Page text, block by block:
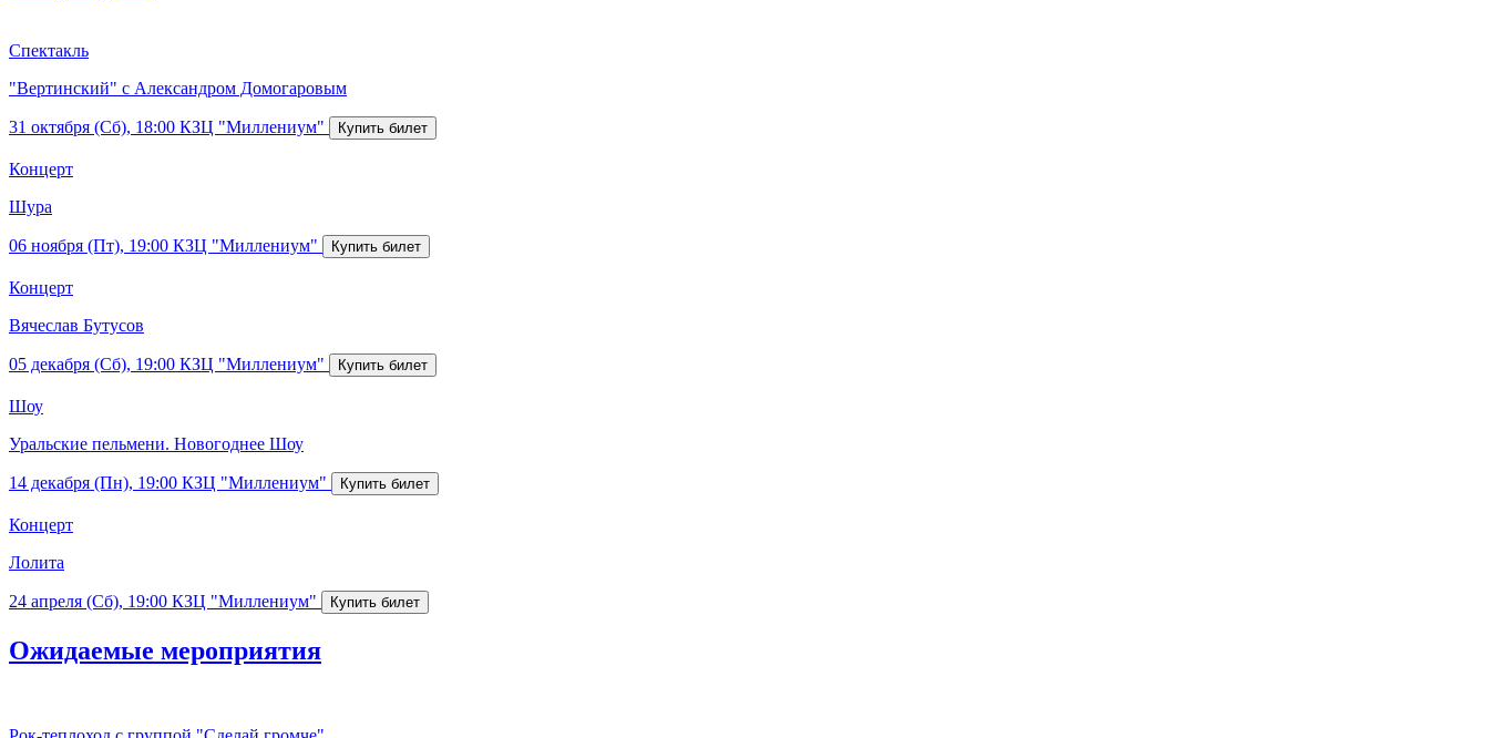
Спектакль
"Вертинский" с Александром Домогаровым
31 октября (Сб), 18:00 КЗЦ "Миллениум"
Концерт
Шура
06 ноября (Пт), 19:00 КЗЦ "Миллениум"
Концерт
Вячеслав Бутусов
05 декабря (Сб), 19:00 КЗЦ "Миллениум"
Шоу
Уральские пельмени. Новогоднее Шоу
14 декабря (Пн), 19:00 КЗЦ "Миллениум"
Концерт
Лолита
24 апреля (Сб), 19:00 КЗЦ "Миллениум"
Ожидаемые мероприятия